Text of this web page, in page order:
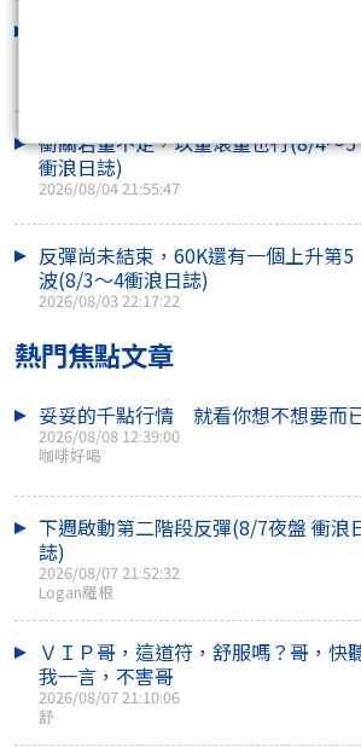
衝關若量不足，以量滾量也行(8/4～5
衝浪日誌)
2026/08/04 21:55:47
反彈尚未結束，60K還有一個上升第5
波(8/3～4衝浪日誌)
2026/08/03 22:17:22
熱門焦點文章
妥妥的千點行情 就看你想不想要而
2026/08/08 12:39:00
咖啡好喝
下週啟動第二階段反彈(8/7夜盤 衝浪
誌)
2026/08/07 21:52:32
Logan羅根
ＶＩＰ哥，這道符，舒服嗎？哥，快
我一言，不害哥
2026/08/07 21:10:06
舒